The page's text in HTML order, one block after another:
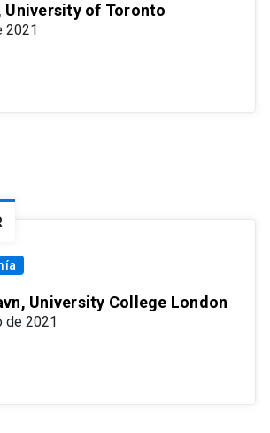
University of Toronto
2021
University College London
de 2021